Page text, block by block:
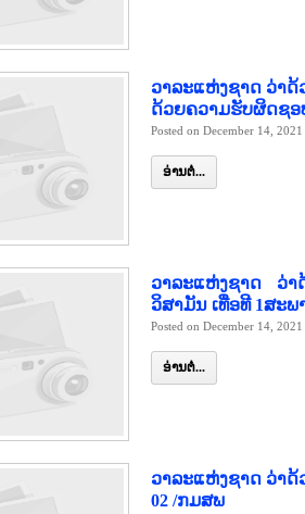
ວາລະແຫ່ງຊາດ ວ່າດ້
ດ້ວຍຄວາມຮັບຜິດຊອ
Posted on December 14, 2021
ອ່ານຕໍ່...
ວາລະແຫ່ງຊາດ ວ່
ວິສາມັນ ເທື່ອທີ 1ສະພ
Posted on December 14, 2021
ອ່ານຕໍ່...
ວາລະແຫ່ງຊາດ ວ່າດ້
02 /ກມສພ